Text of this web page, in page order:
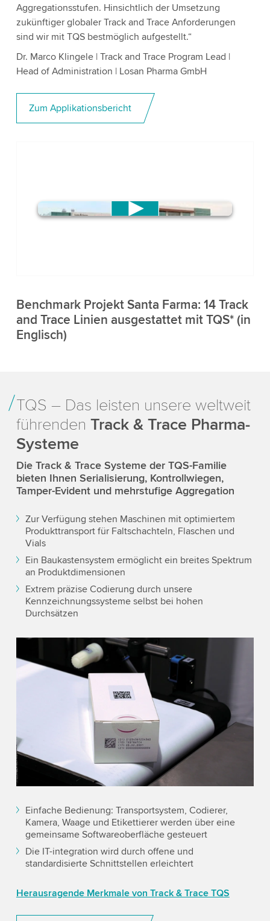
Aggregationsstufen. Hinsichtlich der Umsetzung
zukünftiger globaler Track and Trace Anforderungen
sind wir mit TQS bestmöglich aufgestellt.“
Dr. Marco Klingele | Track and Trace Program Lead |
Head of Administration | Losan Pharma GmbH
Zum Applikationsbericht
Please review the details and accept
the service to watch this video.
Benchmark Projekt Santa Farma: 14 Track
and Trace Linien ausgestattet mit TQS* (in
Englisch)
TQS – Das leisten unsere weltweit
führenden Track & Trace Pharma-
Systeme
Die Track & Trace Systeme der TQS-Familie
bieten Ihnen Serialisierung, Kontrollwiegen,
Tamper-Evident und mehrstufige Aggregation
Zur Verfügung stehen Maschinen mit optimiertem
Produkttransport für Faltschachteln, Flaschen und
Vials
Ein Baukastensystem ermöglicht ein breites Spektrum
an Produktdimensionen
Extrem präzise Codierung durch unsere
Kennzeichnungssysteme selbst bei hohen
Durchsätzen
Einfache Bedienung: Transportsystem, Codierer,
Kamera, Waage und Etikettierer werden über eine
gemeinsame Softwareoberfläche gesteuert
Die IT-integration wird durch offene und
standardisierte Schnittstellen erleichtert
Herausragende Merkmale von Track & Trace TQS